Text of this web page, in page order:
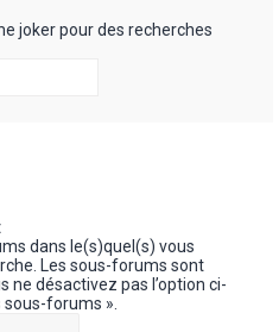
joker pour des recherches
dans le(s)quel(s) vous
Les sous-forums sont
désactivez pas l’option ci-
forums ».